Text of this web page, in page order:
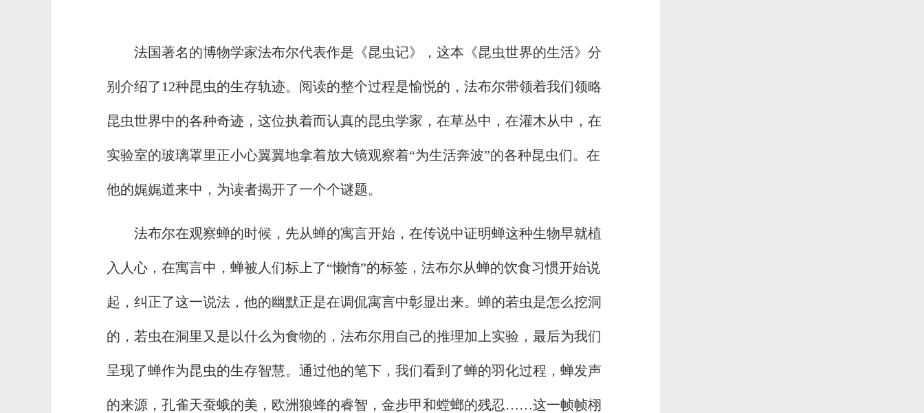
法国著名的博物学家法布尔代表作是《昆虫记》，这本《昆虫世界的生活》分
别介绍了12种昆虫的生存轨迹。阅读的整个过程是愉悦的，法布尔带领着我们领略
昆虫世界中的各种奇迹，这位执着而认真的昆虫学家，在草丛中，在灌木从中，在
实验室的玻璃罩里正小心翼翼地拿着放大镜观察着“为生活奔波”的各种昆虫们。在
他的娓娓道来中，为读者揭开了一个个谜题。
法布尔在观察蝉的时候，先从蝉的寓言开始，在传说中证明蝉这种生物早就植
入人心，在寓言中，蝉被人们标上了“懒惰”的标签，法布尔从蝉的饮食习惯开始说
起，纠正了这一说法，他的幽默正是在调侃寓言中彰显出来。蝉的若虫是怎么挖洞
的，若虫在洞里又是以什么为食物的，法布尔用自己的推理加上实验，最后为我们
呈现了蝉作为昆虫的生存智慧。通过他的笔下，我们看到了蝉的羽化过程，蝉发声
的来源，孔雀天蚕蛾的美，欧洲狼蜂的睿智，金步甲和螳螂的残忍……这一帧帧栩